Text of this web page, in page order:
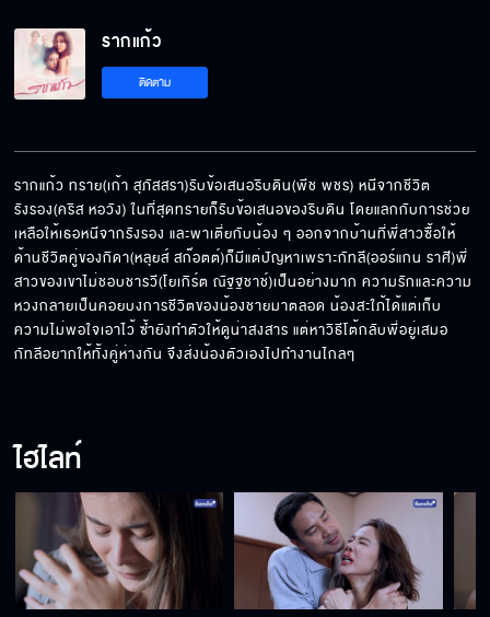
ฉันไม่มีวันให้เธอไปคบกับผู้ชายที่ไหน
กอดฉันหน่อยได้มั้ย
ไม่มีผู้ชายคนไหนดีสักคน
นี่เหรอ สิ่งที่เธอตอบแทนพี่
รากแก้ว
ติดตาม
รากแก้ว ทราย(เก้า สุภัสสรา)รับข้อเสนอริบดิน(พีช พชร) หนีจากชีวิต
รังรอง(คริส หอวัง) ในที่สุดทรายก็รับข้อเสนอของริบดิน โดยแลกกับการช่วย
เหลือให้เธอหนีจากรังรอง และพาเตี่ยกับน้อง ๆ ออกจากบ้านที่พี่สาวซื้อให้
ด้านชีวิตคู่ของกิดา(หลุยส์ สก๊อตต์)ก็มีแต่ปัญหาเพราะกัทลี(ออร์แกน ราศี)พี่
สาวของเขาไม่ชอบชารวี(โยเกิร์ต ณัฐฐชาช์)เป็นอย่างมาก ความรักและความ
หวงกลายเป็นคอยบงการชีวิตของน้องชายมาตลอด น้องสะใภ้ได้แต่เก็บ
ความไม่พอใจเอาไว้ ซ้ำยังทำตัวให้ดูน่าสงสาร แต่หาวิธีโต้กลับพี่อยู่เสมอ
กัทลีอยากให้ทั้งคู่ห่างกัน จึงส่งน้องตัวเองไปทำงานไกลๆ
ไฮไลท์